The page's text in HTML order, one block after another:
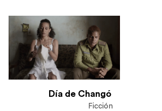
Día de Changó
Ficción